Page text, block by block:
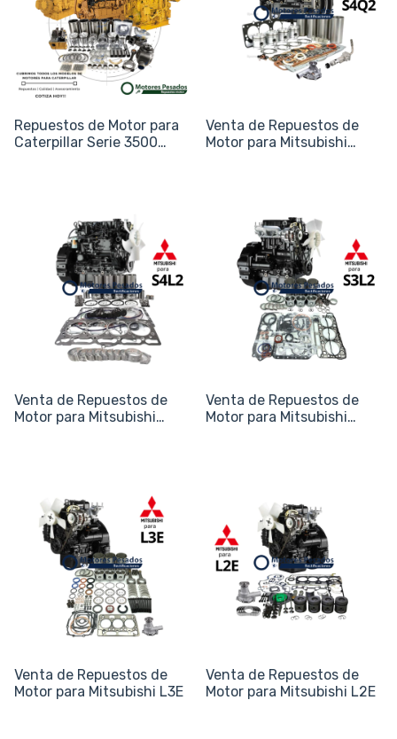
Repuestos de Motor para
Caterpillar Serie 3500
Venta de Repuestos de
Motor para Mitsubishi
Venta de Repuestos de
Motor para Mitsubishi
Venta de Repuestos de
Motor para Mitsubishi
Venta de Repuestos de
Motor para Mitsubishi L3E
Venta de Repuestos de
Motor para Mitsubishi L2E